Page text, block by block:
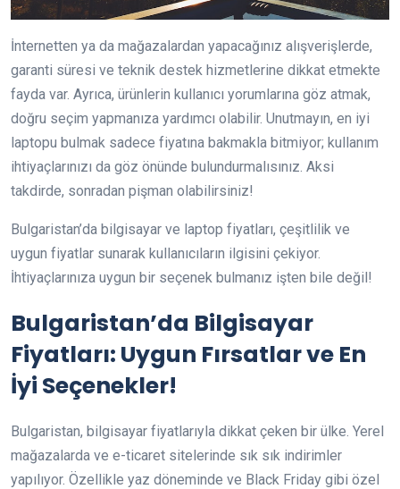
İnternetten ya da mağazalardan yapacağınız alışverişlerde,
garanti süresi ve teknik destek hizmetlerine dikkat etmekte
fayda var. Ayrıca, ürünlerin kullanıcı yorumlarına göz atmak,
doğru seçim yapmanıza yardımcı olabilir. Unutmayın, en iyi
laptopu bulmak sadece fiyatına bakmakla bitmiyor; kullanım
ihtiyaçlarınızı da göz önünde bulundurmalısınız. Aksi
takdirde, sonradan pişman olabilirsiniz!
Bulgaristan’da bilgisayar ve laptop fiyatları, çeşitlilik ve
uygun fiyatlar sunarak kullanıcıların ilgisini çekiyor.
İhtiyaçlarınıza uygun bir seçenek bulmanız işten bile değil!
Bulgaristan’da Bilgisayar
Fiyatları: Uygun Fırsatlar ve En
İyi Seçenekler!
Bulgaristan, bilgisayar fiyatlarıyla dikkat çeken bir ülke. Yerel
mağazalarda ve e-ticaret sitelerinde sık sık indirimler
yapılıyor. Özellikle yaz döneminde ve Black Friday gibi özel